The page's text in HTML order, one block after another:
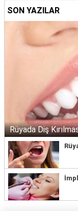
SON YAZILAR
Rüyada Diş